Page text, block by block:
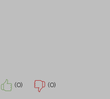
(0) (0)